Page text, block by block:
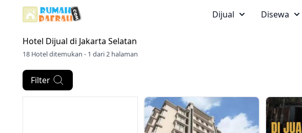
Dijual Disewa
Hotel Dijual di Jakarta Selatan
18 Hotel ditemukan - 1 dari 2 halaman
Filter